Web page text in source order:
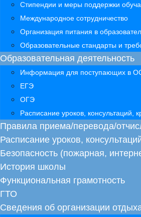
Стипендии и меры поддержки
Международное сотрудничество
Организация питания в
Образовательные стандарты и
Образовательная деятельность
Информация для поступающих в
ЕГЭ
ОГЭ
Расписание уроков, консультаций,
Правила приема/перевода/
Расписание уроков,
Безопасность (пожарная,
История школы
Функциональная грамотность
ГТО
Сведения об организации